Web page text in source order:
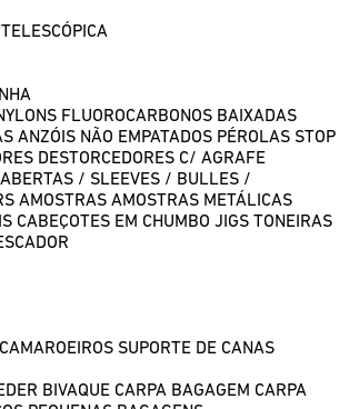
FLUOROCARBONOS BAIXADAS
ANZÓIS NÃO EMPATADOS PÉROLAS STOP
DESTORCEDORES C/ AGRAFE
/ SLEEVES / BULLES /
AMOSTRAS AMOSTRAS METÁLICAS
CABEÇOTES EM CHUMBO JIGS TONEIRAS
CAMAROEIROS SUPORTE DE CANAS
BIVAQUE CARPA BAGAGEM CARPA